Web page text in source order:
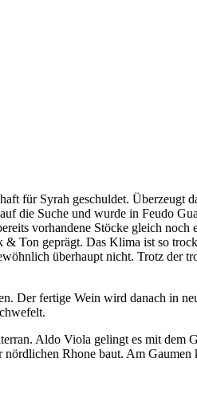
für Syrah geschuldet. Überzeugt
die Suche und wurde in Feudo
vorhandene Stöcke gleich
Ton geprägt. Das Klima ist so
überhaupt nicht. Trotz der
Der fertige Wein wird danach in
Aldo Viola gelingt es mit dem
Rhone baut. Am